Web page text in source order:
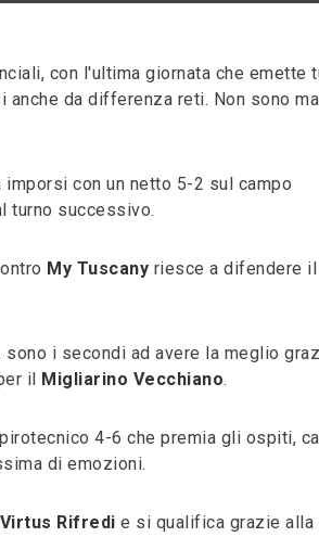
con l'ultima giornata che emette
da differenza reti. Non sono
con un netto 5-2 sul campo
turno successivo.
My Tuscany riesce a difendere il
sono i secondi ad avere la meglio
il Migliarino Vecchiano.
4-6 che premia gli ospiti,
di emozioni.
Virtus Rifredi e si qualifica grazie alla